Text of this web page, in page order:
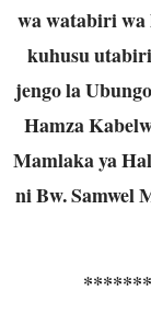
wa watabiri wa
kuhusu
jengo la
Hamza
Mamlaka ya
ni Bw. Samwel